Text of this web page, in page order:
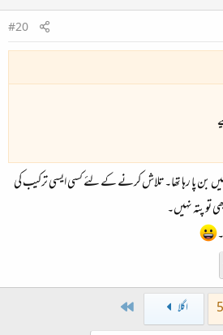
#20
بن پا رہا تھا۔تلاش کرنے کے لئے کسی ایسی ترکیب کی
تو پتہ نہیں۔
اگلا